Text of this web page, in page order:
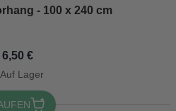
- 100 x 240 cm
6,50 €
Auf Lager